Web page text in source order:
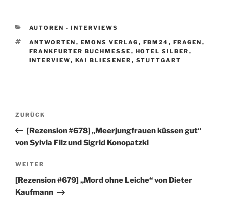
KATEGORIEN
AUTOREN - INTERVIEWS
SCHLAGWÖRTER
ANTWORTEN , EMONS VERLAG , FBM24 , FRAGEN ,
FRANKFURTER BUCHMESSE , HOTEL SILBER ,
INTERVIEW, KAI BLIESENER , STUTTGART
Beitragsnavigation
Vorheriger
Beitrag
ZURÜCK
[Rezension #678] „Meerjungfrauen küssen gut“
von Sylvia Filz und Sigrid Konopatzki
Nächster
Beitrag
WEITER
[Rezension #679] „Mord ohne Leiche“ von Dieter
Kaufmann